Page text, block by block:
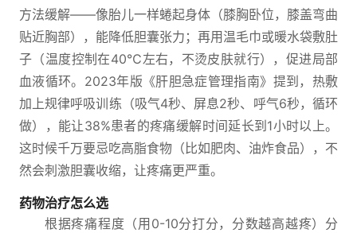
方法缓解——像胎儿一样蜷起身体（膝胸卧位，膝盖弯曲
贴近胸部），能降低胆囊张力；再用温毛巾或暖水袋敷肚
子（温度控制在40℃左右，不烫皮肤就行），促进局部
血液循环。2023年版《肝胆急症管理指南》提到，热敷
加上规律呼吸训练（吸气4秒、屏息2秒、呼气6秒，循环
做），能让38%患者的疼痛缓解时间延长到1小时以上。
这时候千万要忌吃高脂食物（比如肥肉、油炸食品），不
然会刺激胆囊收缩，让疼痛更严重。
药物治疗怎么选
根据疼痛程度（用0-10分打分，分数越高越疼）分